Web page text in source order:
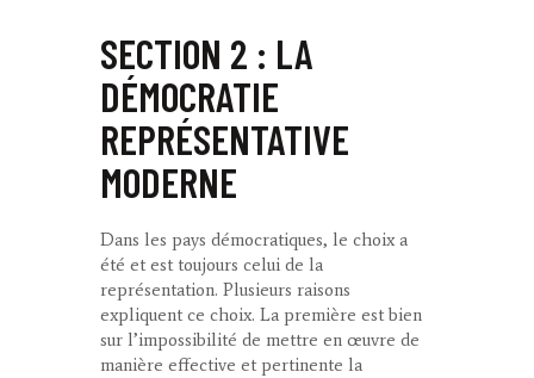
SECTION 2 : LA
DÉMOCRATIE
REPRÉSENTATIVE
MODERNE
Dans les pays démocratiques, le choix a
été et est toujours celui de la
représentation. Plusieurs raisons
expliquent ce choix. La première est bien
sur l’impossibilité de mettre en œuvre de
manière effective et pertinente la